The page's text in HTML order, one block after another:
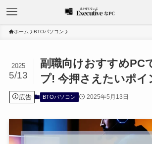
ホーム BTOパソコン
副職向けおすすめPC
プ! 今押さえたいポイ
2025
5/13
広告 BTOパソコン 2025年5月13日